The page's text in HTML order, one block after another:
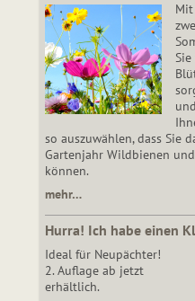
so auszuwählen, dass Sie
Gartenjahr Wildbienen
können.
mehr…
Hurra! Ich habe einen
Ideal für Neupächter!
2. Auflage ab jetzt
erhältlich.